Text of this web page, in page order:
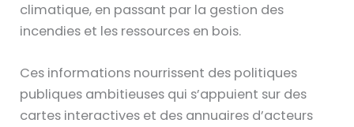
climatique, en passant par la gestion des
incendies et les ressources en bois.
Ces informations nourrissent des politiques
publiques ambitieuses qui s’appuient sur des
cartes interactives et des annuaires d’acteurs